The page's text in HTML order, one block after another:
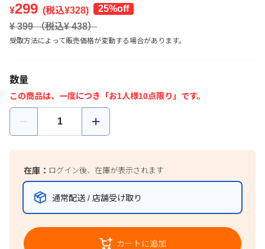
¥299 (税込¥328)
25%off
¥ 399（税込¥438）
受取方法によって販売価格が変動する場合があります。
数量
この商品は、一度につき「お1人様10点限り」です。
在庫： ログイン後、在庫が表示されます
通常配送 / 店舗受け取り
カートに追加